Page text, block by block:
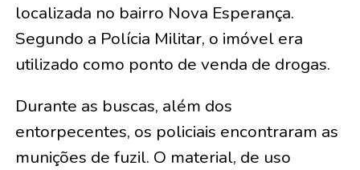
localizada no bairro Nova Esperança.
Segundo a Polícia Militar, o imóvel era
utilizado como ponto de venda de drogas.
Durante as buscas, além dos
entorpecentes, os policiais encontraram as
munições de fuzil. O material, de uso